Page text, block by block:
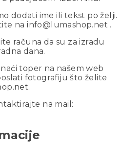
dodati ime ili tekst po želji.
na info@lumashop.net .
računa da su za izradu
dana.
toper na našem web
fotografiju što želite
na mail: